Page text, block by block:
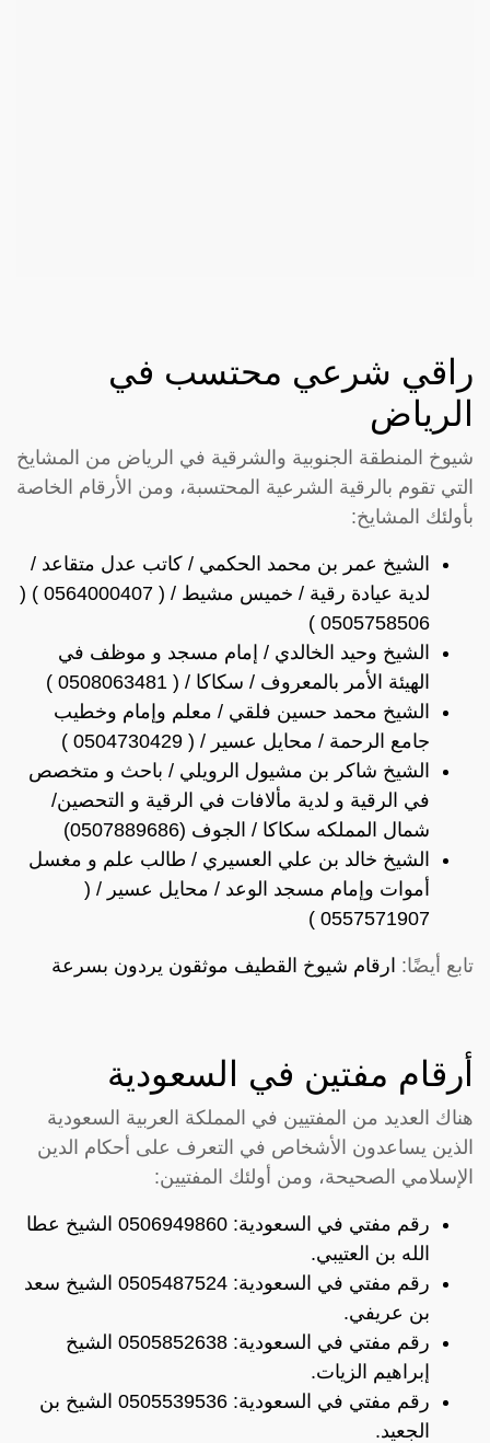
راقي شرعي محتسب في
الرياض
شيوخ المنطقة الجنوبية والشرقية في الرياض من المشايخ
التي تقوم بالرقية الشرعية المحتسبة، ومن الأرقام الخاصة
بأولئك المشايخ:
الشيخ عمر بن محمد الحكمي / كاتب عدل متقاعد /
لدية عيادة رقية / خميس مشيط / ( 0564000407 ) (
0505758506 )
الشيخ وحيد الخالدي / إمام مسجد و موظف في
الهيئة الأمر بالمعروف / سكاكا / ( 0508063481 )
الشيخ محمد حسين فلقي / معلم وإمام وخطيب
جامع الرحمة / محايل عسير / ( 0504730429 )
الشيخ شاكر بن مشيول الرويلي / باحث و متخصص
في الرقية و لدية مألافات في الرقية و التحصين/
شمال المملكه سكاكا / الجوف (0507889686)
الشيخ خالد بن علي العسيري / طالب علم و مغسل
أموات وإمام مسجد الوعد / محايل عسير / (
0557571907 )
تابع أيضًا: ارقام شيوخ القطيف موثقون يردون بسرعة
أرقام مفتين في السعودية
هناك العديد من المفتيين في المملكة العربية السعودية
الذين يساعدون الأشخاص في التعرف على أحكام الدين
الإسلامي الصحيحة، ومن أولئك المفتيين:
رقم مفتي في السعودية: 0506949860 الشيخ عطا
الله بن العتيبي.
رقم مفتي في السعودية: 0505487524 الشيخ سعد
بن عريفي.
رقم مفتي في السعودية: 0505852638 الشيخ
إبراهيم الزيات.
رقم مفتي في السعودية: 0505539536 الشيخ بن
الجعيد.